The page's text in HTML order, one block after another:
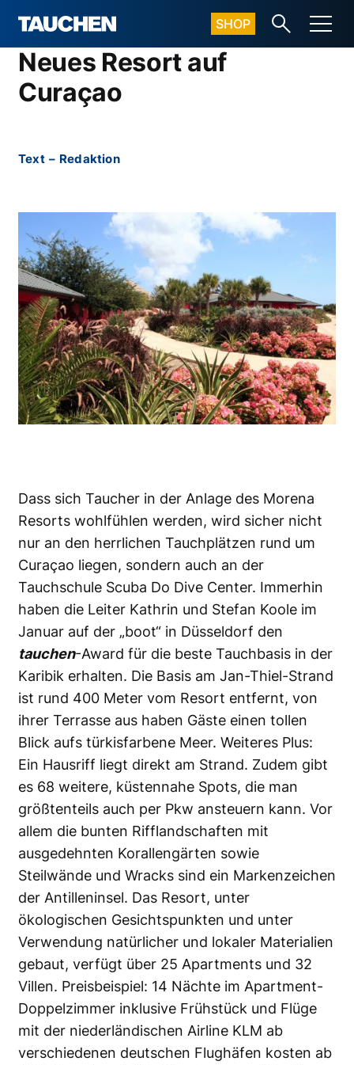
SHOP
Neues Resort auf
Curaçao
Text – Redaktion
Dass sich Taucher in der Anlage des Morena
Resorts wohlfühlen werden, wird sicher nicht
nur an den herrlichen Tauchplätzen rund um
Curaçao liegen, sondern auch an der
Tauchschule Scuba Do Dive Center. Immerhin
haben die Leiter Kathrin und Stefan Koole im
Januar auf der „boot“ in Düsseldorf den
tauchen-Award für die beste Tauchbasis in der
Karibik erhalten. Die Basis am Jan-Thiel-Strand
ist rund 400 Meter vom Resort entfernt, von
ihrer Terrasse aus haben Gäste einen tollen
Blick aufs türkisfarbene Meer. Weiteres Plus:
Ein Hausriff liegt direkt am Strand. Zudem gibt
es 68 weitere, küstennahe Spots, die man
größtenteils auch per Pkw ansteuern kann. Vor
allem die bunten Rifflandschaften mit
ausgedehnten Korallengärten sowie
Steilwände und Wracks sind ein Markenzeichen
der Antilleninsel. Das Resort, unter
ökologischen Gesichtspunkten und unter
Verwendung natürlicher und lokaler Materialien
gebaut, verfügt über 25 Apartments und 32
Villen. Preisbeispiel: 14 Nächte im Apartment-
Doppelzimmer inklusive Frühstück und Flüge
mit der niederländischen Airline KLM ab
verschiedenen deutschen Flughäfen kosten ab